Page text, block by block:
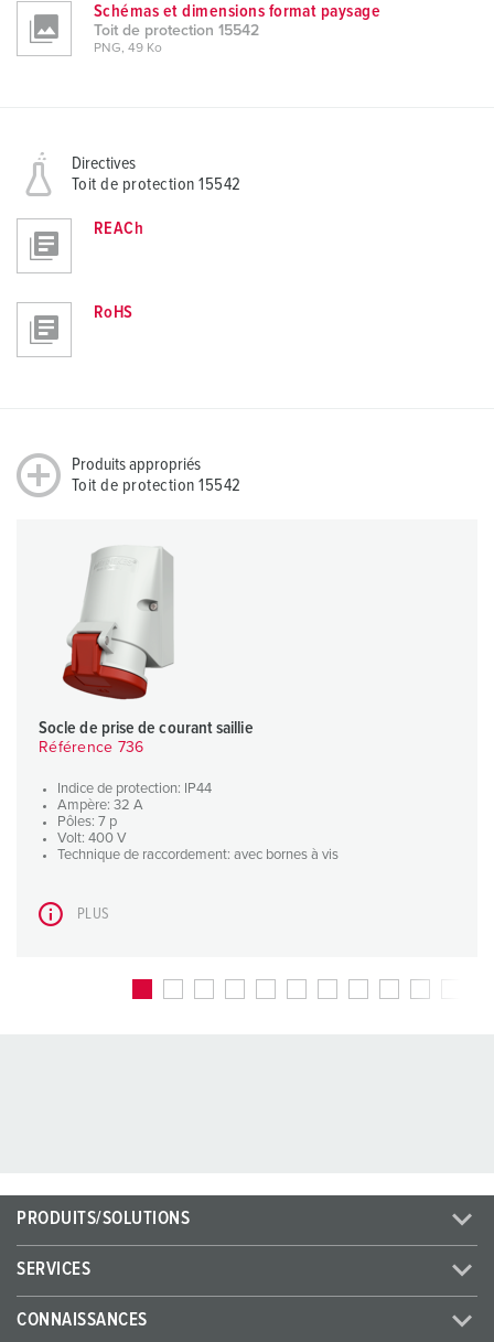
Schémas et dimensions format paysage
Toit de protection 15542
PNG, 49 Ko
Directives
Toit de protection 15542
REACh
RoHS
Produits appropriés
Toit de protection 15542
Socle de prise de courant saillie
Référence 736
Indice de protection: IP44
Ampère: 32 A
Pôles: 7 p
Volt: 400 V
Technique de raccordement: avec bornes à vis
PLUS
PRODUITS/SOLUTIONS
SERVICES
CONNAISSANCES